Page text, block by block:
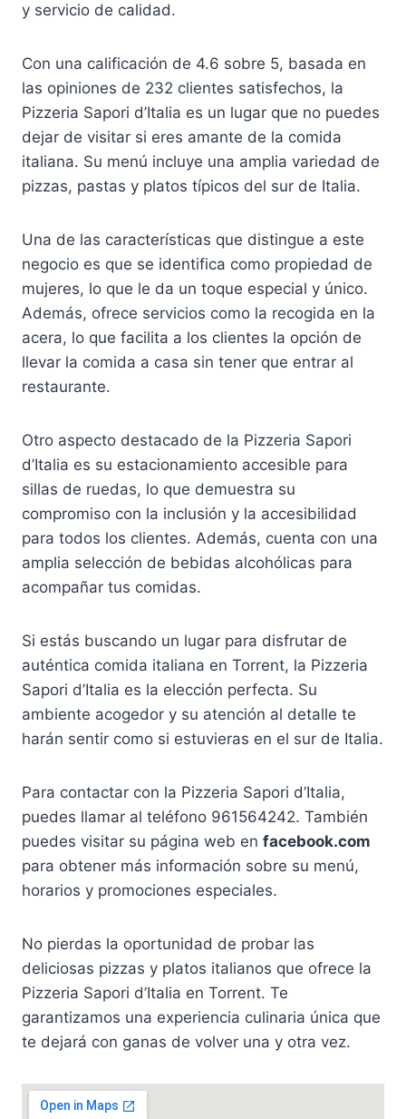
y servicio de calidad.
Con una calificación de 4.6 sobre 5, basada en
las opiniones de 232 clientes satisfechos, la
Pizzeria Sapori d’Italia es un lugar que no puedes
dejar de visitar si eres amante de la comida
italiana. Su menú incluye una amplia variedad de
pizzas, pastas y platos típicos del sur de Italia.
Una de las características que distingue a este
negocio es que se identifica como propiedad de
mujeres, lo que le da un toque especial y único.
Además, ofrece servicios como la recogida en la
acera, lo que facilita a los clientes la opción de
llevar la comida a casa sin tener que entrar al
restaurante.
Otro aspecto destacado de la Pizzeria Sapori
d’Italia es su estacionamiento accesible para
sillas de ruedas, lo que demuestra su
compromiso con la inclusión y la accesibilidad
para todos los clientes. Además, cuenta con una
amplia selección de bebidas alcohólicas para
acompañar tus comidas.
Si estás buscando un lugar para disfrutar de
auténtica comida italiana en Torrent, la Pizzeria
Sapori d’Italia es la elección perfecta. Su
ambiente acogedor y su atención al detalle te
harán sentir como si estuvieras en el sur de Italia.
Para contactar con la Pizzeria Sapori d’Italia,
puedes llamar al teléfono 961564242. También
puedes visitar su página web en facebook.com
para obtener más información sobre su menú,
horarios y promociones especiales.
No pierdas la oportunidad de probar las
deliciosas pizzas y platos italianos que ofrece la
Pizzeria Sapori d’Italia en Torrent. Te
garantizamos una experiencia culinaria única que
te dejará con ganas de volver una y otra vez.